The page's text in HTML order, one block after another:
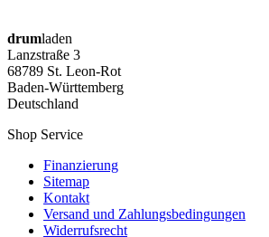
drumladen
Lanzstraße 3
68789 St. Leon-Rot
Baden-Württemberg
Deutschland
Shop Service
Finanzierung
Sitemap
Kontakt
Versand und Zahlungsbedingungen
Widerrufsrecht